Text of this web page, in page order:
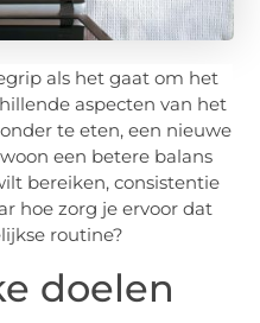
als het gaat om het
aspecten van het
te eten, een nieuwe
een betere balans
bereiken, consistentie
hoe zorg je ervoor dat
routine?
doelen